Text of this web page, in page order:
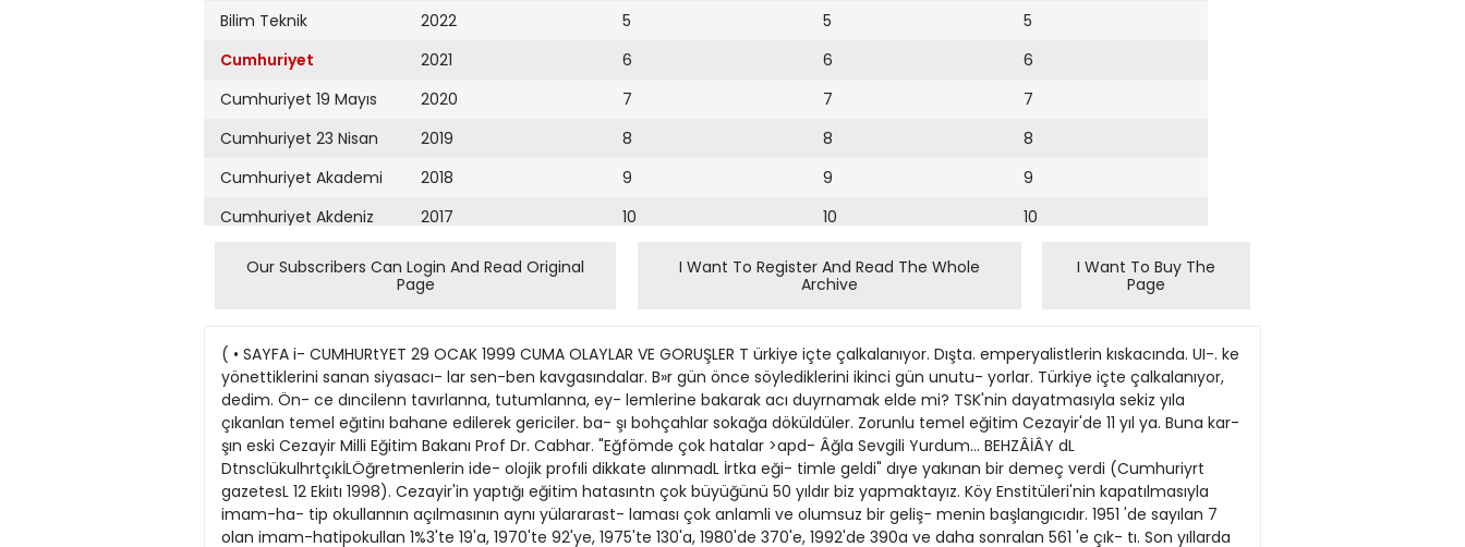
Bilim Teknik
Cumhuriyet
Cumhuriyet 19 Mayıs
Cumhuriyet 23 Nisan
Cumhuriyet Akademi
Cumhuriyet Akdeniz
Cumhuriyet Alışveriş
Cumhuriyet Ankara
Cumhuriyet Büyük
Taaruz
Cumhuriyet
Cumartesi
Cumhuriyet Çevre
2022
2021
2020
2019
2018
2017
2016
2015
2013
2011
2010
2009
5
6
7
8
9
10
5
6
7
8
9
10
11
12
14
15
16
17
18
5
6
7
8
9
10
14
15
16
17
18
Our Subscribers Can Login And Read Original
Page
I Want To Register And Read The Whole
Archive
I Want To Buy The
Page
( • SAYFA i- CUMHURtYET 29 OCAK 1999 CUMA OLAYLAR VE GORUŞLER T ürkiye içte çalkalanıyor. Dışta. emperyalistlerin kıskacında. UI-. ke
yönettiklerini sanan siyasacı- lar sen-ben kavgasındalar. B»r gün önce söylediklerini ikinci gün unutu- yorlar. Türkiye içte çalkalanıyor,
dedim. Ön- ce dıncilenn tavırlanna, tutumlanna, ey- lemlerine bakarak acı duyrnamak elde mi? TSK'nin dayatmasıyla sekiz yıla
çıkanlan temel eğıtinı bahane edilerek gericiler. ba- şı bohçahlar sokağa döküldüler. Zorunlu temel eğitim Cezayir'de 11 yıl ya. Buna kar-
şın eski Cezayir Milli Eğitim Bakanı Prof Dr. Cabhar. "Eğfömde çok hatalar >apd- Âğla Sevgili Yurdum... BEHZÂİÂY dL
DtnsclükulhrtçıkİLÖğretmenlerin ide- olojik profıli dikkate alınmadL İrtka eği- timle geldi" dıye yakınan bir demeç verdi (Cumhuriyrt
gazetesL 12 Ekiıtı 1998). Cezayir'in yaptığı eğitim hatasıntn çok büyüğünü 50 yıldır biz yapmaktayız. Köy Enstitüleri'nin kapatılmasıyla
imam-ha- tip okullannın açılmasının aynı yülararast- laması çok anlamli ve olumsuz bir geliş- menin başlangıcıdır. 1951 'de sayılan 7
olan imam-hatipokullan 1%3'te 19'a, 1970'te 92'ye, 1975'te 130'a, 1980'de 370'e, 1992'de 390a ve daha sonralan 561 'e çık- tı. Son yıllarda